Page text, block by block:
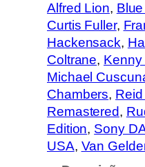
d
a
d
e
d
e
J
o
Alfred Lion,
Curtis Fuller,
Hackensack,
Coltrane, Kenny
Michael
Chambers,
Remastered,
Edition, Sony
USA, Van